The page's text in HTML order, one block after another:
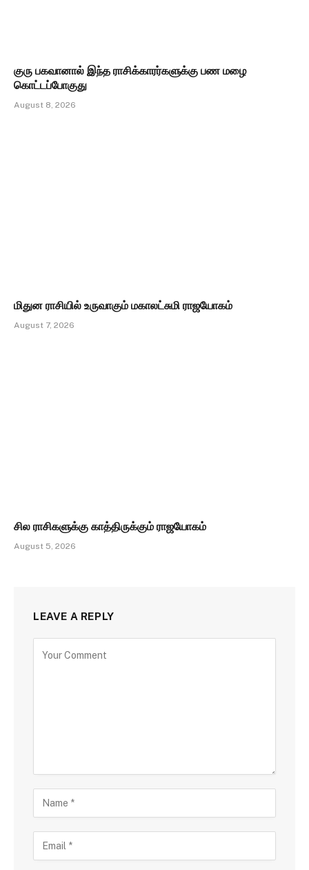
குரு பகவானால் இந்த ராசிக்காரர்களுக்கு பண மழை
கொட்டப்போகுது
August 8, 2026
மிதுன ராசியில் உருவாகும் மகாலட்சுமி ராஜயோகம்
August 7, 2026
சில ராசிகளுக்கு காத்திருக்கும் ராஜயோகம்
August 5, 2026
LEAVE A REPLY